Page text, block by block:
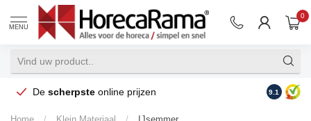
MENU
0
De scherpste online prijzen Op
9.1